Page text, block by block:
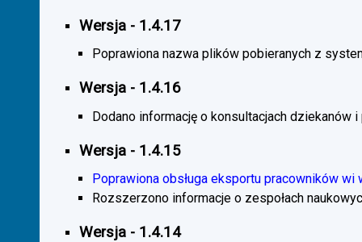
Wersja - 1.4.17
Poprawiona nazwa plików pobieranych z
Wersja - 1.4.16
Dodano informację o konsultacjach dziekanów
Wersja - 1.4.15
Poprawiona obsługa eksportu pracowników wi
Rozszerzono informacje o zespołach
Wersja - 1.4.14